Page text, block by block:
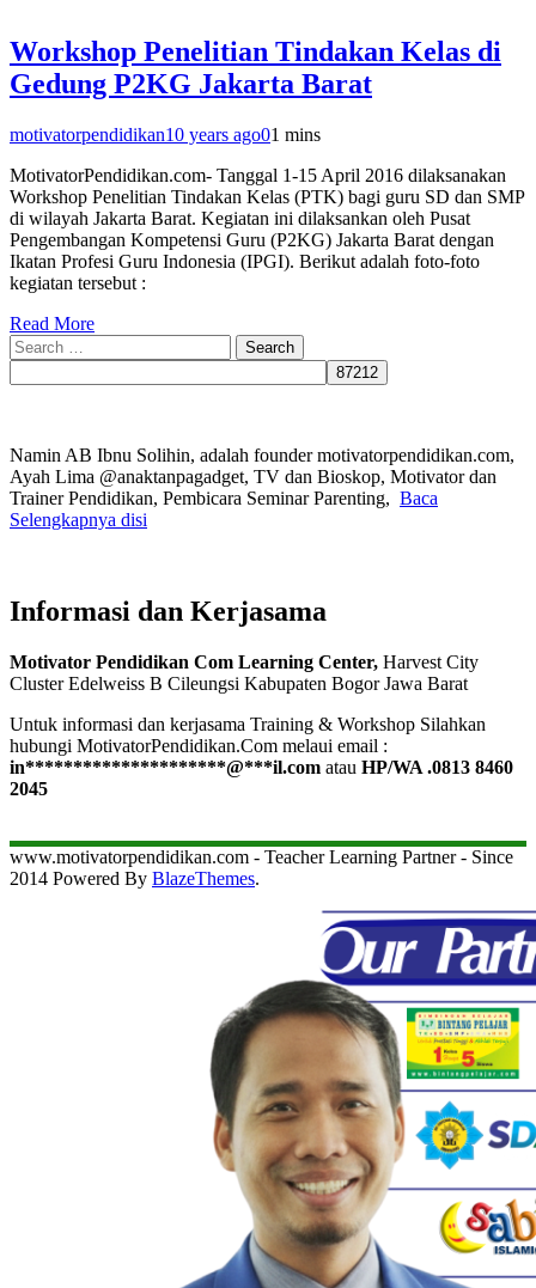
Workshop Penelitian Tindakan Kelas di
Gedung P2KG Jakarta Barat
motivatorpendidikan10 years ago01 mins
MotivatorPendidikan.com- Tanggal 1-15 April 2016 dilaksanakan
Workshop Penelitian Tindakan Kelas (PTK) bagi guru SD dan SMP
di wilayah Jakarta Barat. Kegiatan ini dilaksankan oleh Pusat
Pengembangan Kompetensi Guru (P2KG) Jakarta Barat dengan
Ikatan Profesi Guru Indonesia (IPGI). Berikut adalah foto-foto
kegiatan tersebut :
Read More
Search
for:
Namin AB Ibnu Solihin, adalah founder motivatorpendidikan.com,
Ayah Lima @anaktanpagadget, TV dan Bioskop, Motivator dan
Trainer Pendidikan, Pembicara Seminar Parenting, Baca
Selengkapnya disi
Informasi dan Kerjasama
Motivator Pendidikan Com Learning Center, Harvest City
Cluster Edelweiss B Cileungsi Kabupaten Bogor Jawa Barat
Untuk informasi dan kerjasama Training & Workshop Silahkan
hubungi MotivatorPendidikan.Com melaui email :
in*********************@***il.com atau HP/WA .0813 8460
2045
www.motivatorpendidikan.com - Teacher Learning Partner - Since
2014 Powered By BlazeThemes.